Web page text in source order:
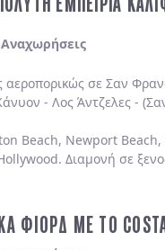
Αναχωρήσεις
αεροπορικώς σε Σαν
- Λος Άντζελες-
Beach, Newport Beach,
. Διαμονή σε
ΦΙΟΡΔ ΜΕ ΤΟ